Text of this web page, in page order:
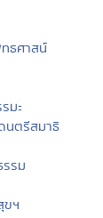
ธศาสน์
มะ
นตรีสมาธิ
รม
ขฯ